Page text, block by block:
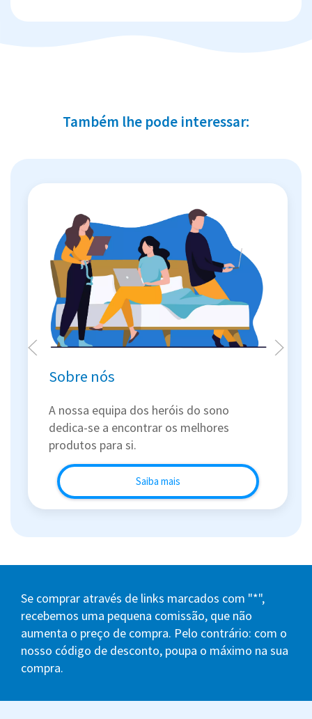
Também lhe pode interessar:
Sobre nós
A nossa equipa dos heróis do sono
dedica-se a encontrar os melhores
produtos para si.
Saiba mais
Se comprar através de links marcados com "*",
recebemos uma pequena comissão, que não
aumenta o preço de compra. Pelo contrário: com o
nosso código de desconto, poupa o máximo na sua
compra.